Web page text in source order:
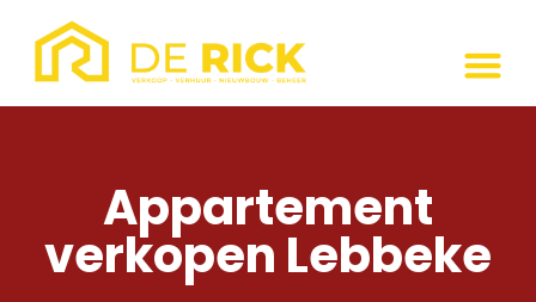
Appartement
verkopen Lebbeke